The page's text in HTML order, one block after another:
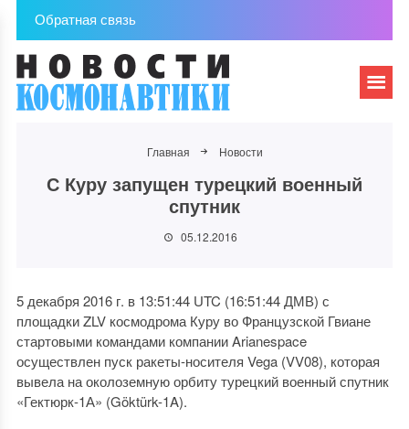
Обратная связь
Главная Новости
С Куру запущен турецкий военный
спутник
05.12.2016
5 декабря 2016 г. в 13:51:44 UTC (16:51:44 ДМВ) с
площадки ZLV космодрома Куру во Французской Гвиане
стартовыми командами компании Arianespace
осуществлен пуск ракеты-носителя Vega (VV08), которая
вывела на околоземную орбиту турецкий военный спутник
«Гектюрк-1А» (Göktürk-1A).